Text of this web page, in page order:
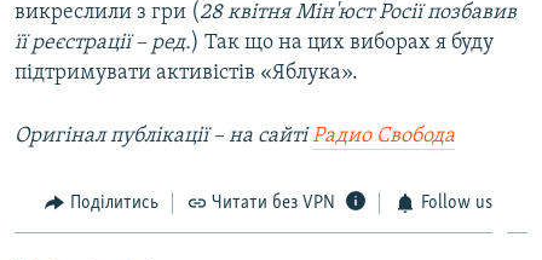
викреслили з гри (28 квітня Мін'юст Росії позбавив
її реєстрації – ред.) Так що на цих виборах я буду
підтримувати активістів «Яблука».
Оригінал публікації – на сайтіРадио Свобода
Поділитись Читати без VPN Follow us